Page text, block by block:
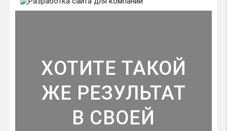
ХОТИТЕ ТАКОЙ
ЖЕ РЕЗУЛЬТАТ
В СВОЕЙ